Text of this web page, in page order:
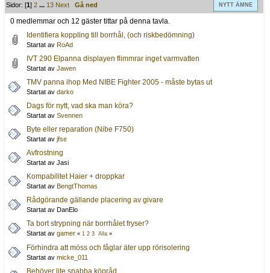
Sidor: [1]2 ... 13 Next Gå ned NYTT ÄMNE
0 medlemmar och 12 gäster tittar på denna tavla.
Identifiera koppling till borrhål, (och riskbedömning)
Startat av RoAd
IVT 290 Elpanna displayen flimmrar inget varmvatten
Startat av Jawen
TMV panna ihop Med NIBE Fighter 2005 - måste bytas ut
Startat av darko
Dags för nytt, vad ska man köra?
Startat av Svennen
Byte eller reparation (Nibe F750)
Startat av jfse
Avfrostning
Startat av Jasi
Kompabilitet Haier + droppkar
Startat av BengtThomas
Rådgörande gällande placering av givare
Startat av DanElo
Ta bort strypning när borrhålet fryser?
Startat av gamer « 1 2 3 Alla »
Förhindra att möss och fåglar äter upp rörisolering
Startat av micke_011
Behöver lite snabba köpråd.